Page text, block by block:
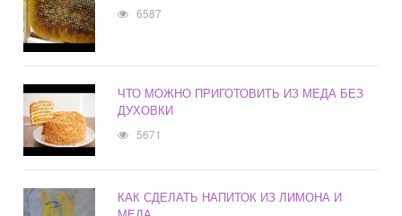
6587
ЧТО МОЖНО ПРИГОТОВИТЬ ИЗ МЕДА БЕЗ
ДУХОВКИ
5671
КАК СДЕЛАТЬ НАПИТОК ИЗ ЛИМОНА И